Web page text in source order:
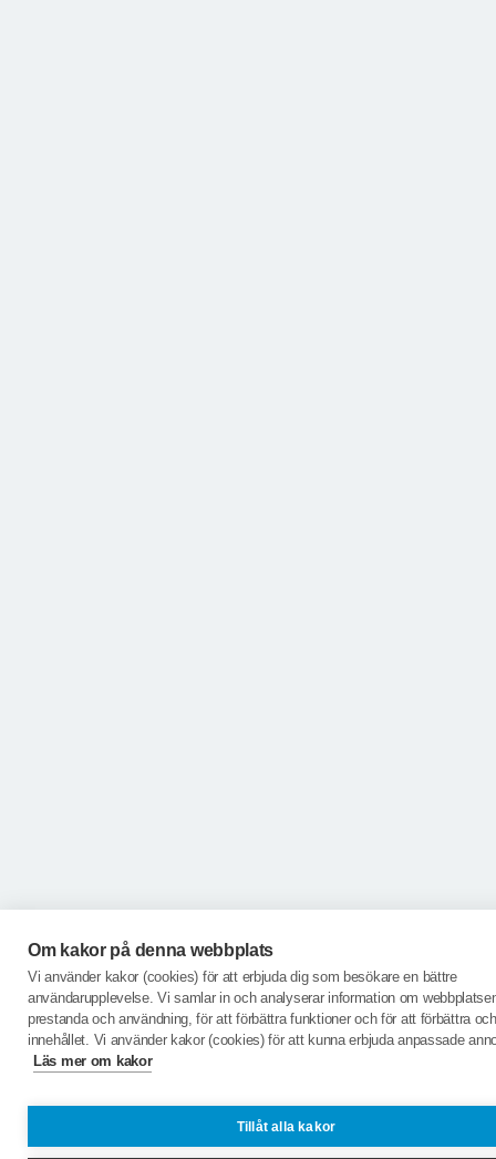
Om kakor på denna webbplats
Vi använder kakor (cookies) för att erbjuda dig som besökare en bättre
användarupplevelse. Vi samlar in och analyserar information om
prestanda och användning, för att förbättra funktioner och för att förbättra
innehållet. Vi använder kakor (cookies) för att kunna erbjuda anpassade
Läs mer om kakor
Tillåt alla kakor